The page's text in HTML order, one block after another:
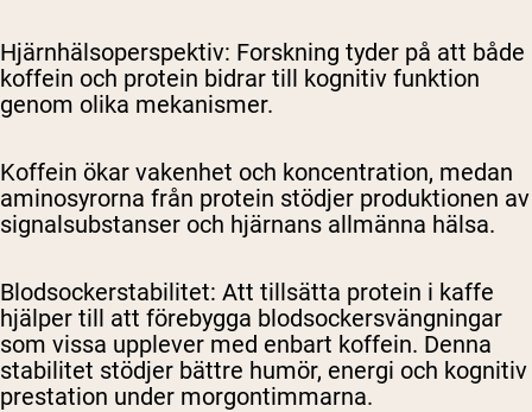
Hjärnhälsoperspektiv: Forskning tyder på att både
koffein och protein bidrar till kognitiv funktion
genom olika mekanismer.
Koffein ökar vakenhet och koncentration, medan
aminosyrorna från protein stödjer produktionen av
signalsubstanser och hjärnans allmänna hälsa.
Blodsockerstabilitet: Att tillsätta protein i kaffe
hjälper till att förebygga blodsockersvängningar
som vissa upplever med enbart koffein. Denna
stabilitet stödjer bättre humör, energi och kognitiv
prestation under morgontimmarna.